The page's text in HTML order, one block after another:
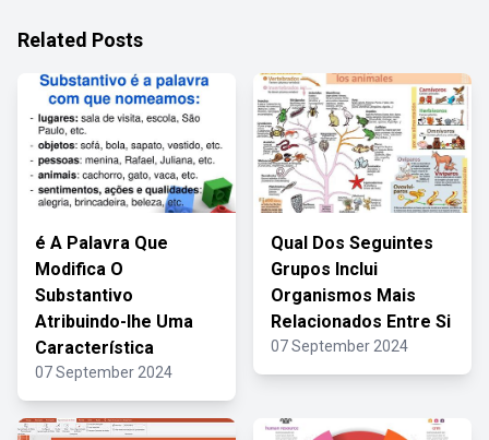
Related Posts
é A Palavra Que
Modifica O
Substantivo
Atribuindo-lhe Uma
Característica
07 September 2024
Qual Dos Seguintes
Grupos Inclui
Organismos Mais
Relacionados Entre Si
07 September 2024